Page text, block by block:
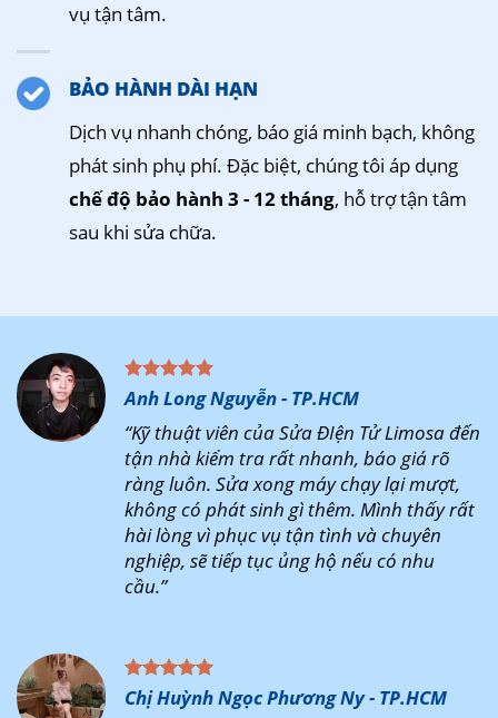
vụ tận tâm.
BẢO HÀNH DÀI HẠN
Dịch vụ nhanh chóng, báo giá minh bạch, không
phát sinh phụ phí. Đặc biệt, chúng tôi áp dụng
chế độ bảo hành 3 - 12 tháng, hỗ trợ tận tâm
sau khi sửa chữa.
Anh Long Nguyễn - TP.HCM
“Kỹ thuật viên của Sửa ĐIện Tử Limosa đến
tận nhà kiểm tra rất nhanh, báo giá rõ
ràng luôn. Sửa xong máy chạy lại mượt,
không có phát sinh gì thêm. Mình thấy rất
hài lòng vì phục vụ tận tình và chuyên
nghiệp, sẽ tiếp tục ủng hộ nếu có nhu
cầu.”
Chị Huỳnh Ngọc Phương Ny - TP.HCM